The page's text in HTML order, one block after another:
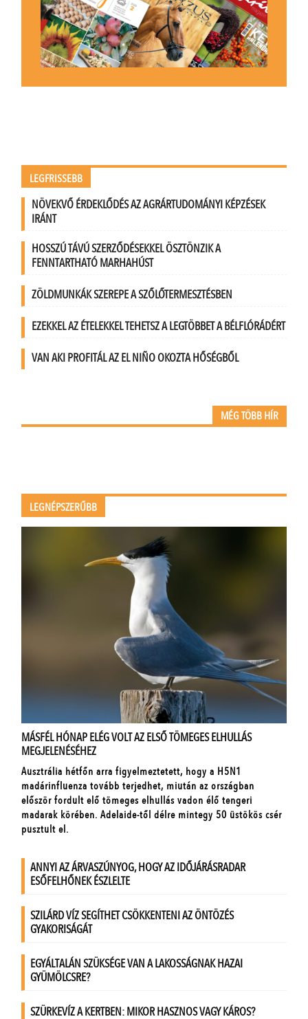
LEGFRISSEBB
NÖVEKVŐ ÉRDEKLŐDÉS AZ AGRÁRTUDOMÁNYI KÉPZÉSEK
IRÁNT
HOSSZÚ TÁVÚ SZERZŐDÉSEKKEL ÖSZTÖNZIK A
FENNTARTHATÓ MARHAHÚST
ZÖLDMUNKÁK SZEREPE A SZŐLŐTERMESZTÉSBEN
EZEKKEL AZ ÉTELEKKEL TEHETSZ A LEGTÖBBET A BÉLFLÓRÁDÉRT
VAN AKI PROFITÁL AZ EL NIÑO OKOZTA HŐSÉGBŐL
MÉG TÖBB HÍR
LEGNÉPSZERŰBB